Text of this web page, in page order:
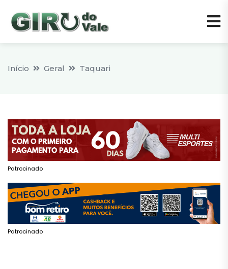
Início Geral Taquari
Patrocinado
Patrocinado